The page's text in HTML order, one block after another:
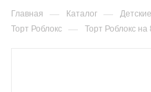
Главная — Каталог —
Торт Роблокс — Торт Роблокс на